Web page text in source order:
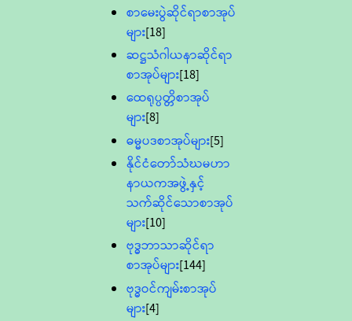
စာမေးပွဲဆိုင်ရာစာအုပ်
များ[18]
ဆဋ္ဌသံဂါယနာဆိုင်ရာ
စာအုပ်များ[18]
ထေရုပ္ပတ္တိစာအုပ်
များ[8]
ဓမ္မပဒစာအုပ်များ[5]
နိုင်ငံတော်သံဃမဟာ
နာယကအဖွဲ့နှင့်
သက်ဆိုင်သောစာအုပ်
များ[10]
ဗုဒ္ဓဘာသာဆိုင်ရာ
စာအုပ်များ[144]
ဗုဒ္ဓဝင်ကျမ်းစာအုပ်
များ[4]